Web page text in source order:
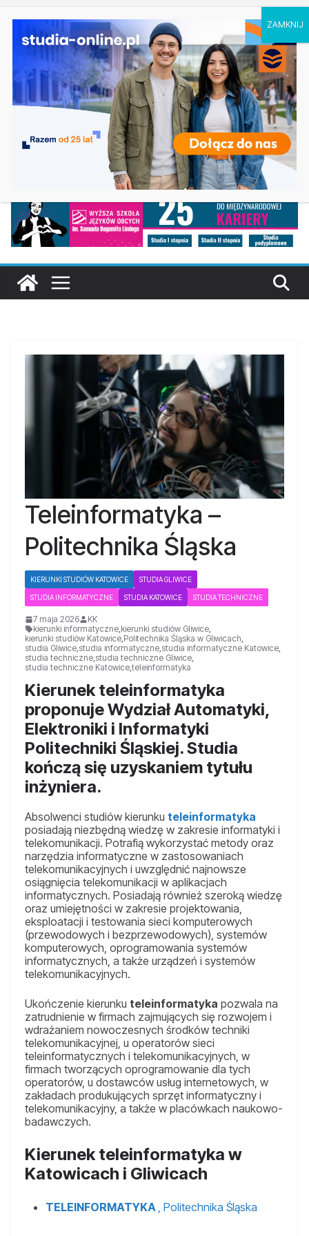
Ostatnie
wpisy:
Dodatkowa rekrutacja na studia na UJD –
Uniwersytet Jana Długosza w Częstochowie
Biotechnologia – Uniwersytet Przyrodniczy w
Poznaniu
Zarządzanie w turystyce w Katowicach
Turystyka – Uniwersytet Wrocławski
Oceanotechnika w Szczecinie
Teleinformatyka –
Politechnika Śląska
KIERUNKI STUDIÓW KATOWICE STUDIA GLIWICE
STUDIA INFORMATYCZNE STUDIA KATOWICE STUDIA TECHNICZNE
7 maja 2026
KK
kierunki informatyczne,kierunki studiów Gliwice,
kierunki studiów Katowice,Politechnika Śląska w Gliwicach,
studia Gliwice,studia informatyczne,studia informatyczne Katowice,
studia techniczne,studia techniczne Gliwice,
studia techniczne Katowice,teleinformatyka
Kierunek teleinformatyka
proponuje Wydział Automatyki,
Elektroniki i Informatyki
Politechniki Śląskiej. Studia
kończą się uzyskaniem tytułu
inżyniera.
Absolwenci studiów kierunku teleinformatyka
posiadają niezbędną wiedzę w zakresie informatyki i
telekomunikacji. Potrafią wykorzystać metody oraz
narzędzia informatyczne w zastosowaniach
telekomunikacyjnych i uwzględnić najnowsze
osiągnięcia telekomunikacji w aplikacjach
informatycznych. Posiadają również szeroką wiedzę
oraz umiejętności w zakresie projektowania,
eksploatacji i testowania sieci komputerowych
(przewodowych i bezprzewodowych), systemów
komputerowych, oprogramowania systemów
informatycznych, a także urządzeń i systemów
telekomunikacyjnych.
Ukończenie kierunku teleinformatyka pozwala na
zatrudnienie w firmach zajmujących się rozwojem i
wdrażaniem nowoczesnych środków techniki
telekomunikacyjnej, u operatorów sieci
teleinformatycznych i telekomunikacyjnych, w
firmach tworzących oprogramowanie dla tych
operatorów, u dostawców usług internetowych, w
zakładach produkujących sprzęt informatyczny i
telekomunikacyjny, a także w placówkach naukowo-
badawczych.
Kierunek teleinformatyka w
Katowicach i Gliwicach
TELEINFORMATYKA , Politechnika Śląska